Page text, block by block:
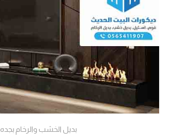
بديل الخشب والرخام بجده